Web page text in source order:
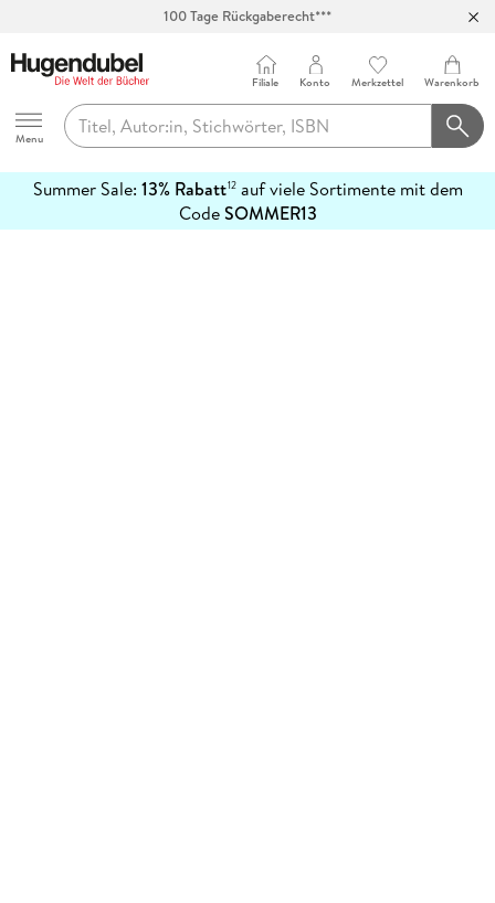
100 Tage Rückgaberecht***
Hugendubel
Menu
Filiale Konto Merkzettel Warenkorb
Summer Sale: 13% Rabatt12auf viele Sortimente mit dem
CodeSOMMER13
erfahren